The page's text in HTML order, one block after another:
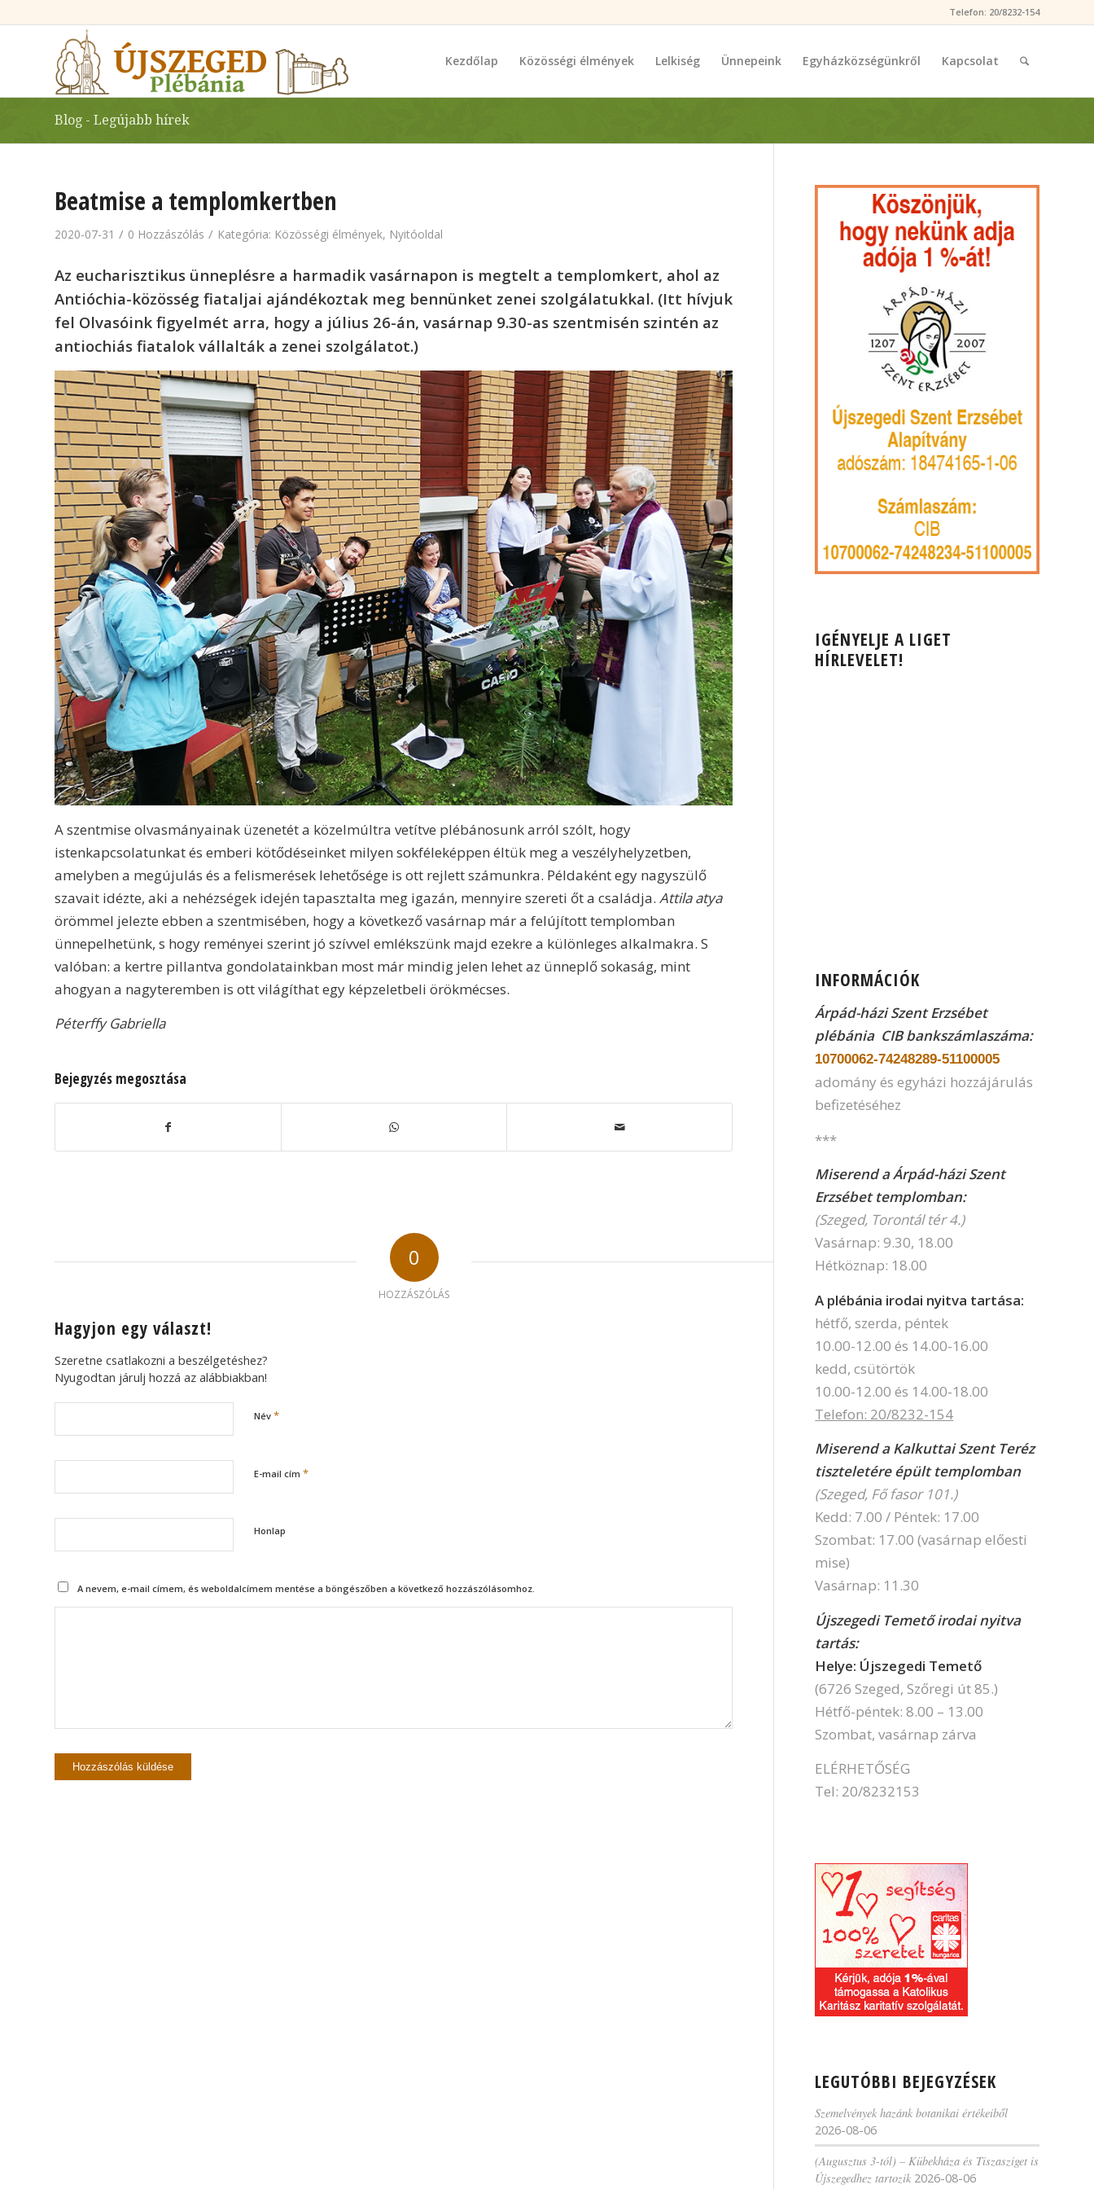
Telefon: 20/8232-154
Kezdőlap Közösségi élmények Lelkiség Ünnepeink Egyházközségünkről Kapcsolat
Blog - Legújabb hírek
Beatmise a templomkertben
2020-07-31 / 0 Hozzászólás / Kategória: Közösségi élmények, Nyitóoldal
Az eucharisztikus ünneplésre a harmadik vasárnapon is megtelt a templomkert, ahol az
Antióchia-közösség fiataljai ajándékoztak meg bennünket zenei szolgálatukkal. (Itt hívjuk
fel Olvasóink figyelmét arra, hogy a július 26-án, vasárnap 9.30-as szentmisén szintén az
antiochiás fiatalok vállalták a zenei szolgálatot.)
A szentmise olvasmányainak üzenetét a közelmúltra vetítve plébánosunk arról szólt, hogy
istenkapcsolatunkat és emberi kötődéseinket milyen sokféleképpen éltük meg a veszélyhelyzetben,
amelyben a megújulás és a felismerések lehetősége is ott rejlett számunkra. Példaként egy nagyszülő
szavait idézte, aki a nehézségek idején tapasztalta meg igazán, mennyire szereti őt a családja. Attila atya
örömmel jelezte ebben a szentmisében, hogy a következő vasárnap már a felújított templomban
ünnepelhetünk, s hogy reményei szerint jó szívvel emlékszünk majd ezekre a különleges alkalmakra. S
valóban: a kertre pillantva gondolatainkban most már mindig jelen lehet az ünneplő sokaság, mint
ahogyan a nagyteremben is ott világíthat egy képzeletbeli örökmécses.
Péterffy Gabriella
Bejegyzés megosztása
0
HOZZÁSZÓLÁS
Hagyjon egy választ!
Szeretne csatlakozni a beszélgetéshez?
Nyugodtan járulj hozzá az alábbiakban!
Név *
E-mail cím *
Honlap
A nevem, e-mail címem, és weboldalcímem mentése a böngészőben a következő hozzászólásomhoz.
IGÉNYELJE A LIGET
HÍRLEVELET!
INFORMÁCIÓK
Árpád-házi Szent Erzsébet
plébánia CIBbankszámlaszáma:
10700062-74248289-51100005
adomány és egyházi hozzájárulás
befizetéséhez
***
Miserend a Árpád-házi Szent
Erzsébet templomban:
(Szeged, Torontál tér 4.)
Vasárnap: 9.30, 18.00
Hétköznap: 18.00
A plébánia irodai nyitva tartása:
hétfő, szerda, péntek
10.00-12.00 és 14.00-16.00
kedd, csütörtök
10.00-12.00 és 14.00-18.00
Telefon: 20/8232-154
Miserend a Kalkuttai Szent Teréz
tiszteletére épült templomban
(Szeged, Fő fasor 101.)
Kedd: 7.00 / Péntek: 17.00
Szombat: 17.00 (vasárnap előesti
mise)
Vasárnap: 11.30
Újszegedi Temető irodai nyitva
tartás:
Helye: Újszegedi Temető
(6726 Szeged, Szőregi út 85.)
Hétfő-péntek: 8.00 – 13.00
Szombat, vasárnap zárva
ELÉRHETŐSÉG
Tel: 20/8232153
LEGUTÓBBI BEJEGYZÉSEK
Szemelvények hazánk botanikai értékeiből
2026-08-06
(Augusztus 3-tól) – Kübekháza és Tiszasziget is
Újszegedhez tartozik 2026-08-06